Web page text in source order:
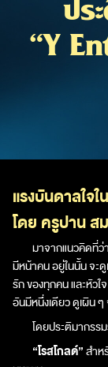
ปร
“Y
แรงบันดาลใจ
โดย ครูปาน
มาจากแนวคิดที่ว่
มีหน้าคน อยู่ในนั้น จะ
รัก ของทุกคน และหัว
อันมีหนึ่งเดียว ดูเผิน
โดยประติมากรร
“โรสโกลด์”สำห